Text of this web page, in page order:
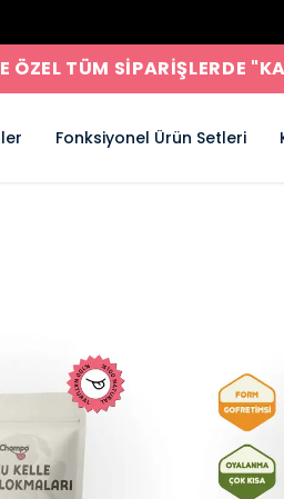
ÖZEL TÜM SİPARİŞLERDE
Fonksiyonel Ürün Setleri